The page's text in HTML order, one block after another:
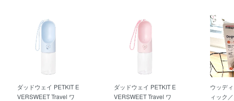
ダッドウェイ PETKIT E
VERSWEET Travel ワ
ダッドウェイ PETKIT E
VERSWEET Travel ワ
ウッデ
ィック